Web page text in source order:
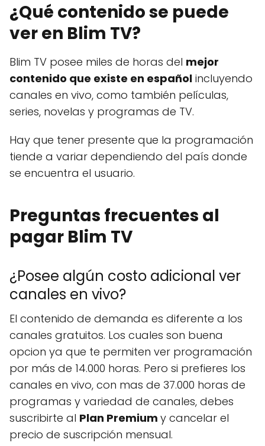
¿Qué contenido se puede
ver en Blim TV?
Blim TV posee miles de horas del mejor
contenido que existe en español incluyendo
canales en vivo, como también películas,
series, novelas y programas de TV.
Hay que tener presente que la programación
tiende a variar dependiendo del país donde
se encuentra el usuario.
Preguntas frecuentes al
pagar Blim TV
¿Posee algún costo adicional ver
canales en vivo?
El contenido de demanda es diferente a los
canales gratuitos. Los cuales son buena
opcion ya que te permiten ver programación
por más de 14.000 horas. Pero si prefieres los
canales en vivo, con mas de 37.000 horas de
programas y variedad de canales, debes
suscribirte al Plan Premium y cancelar el
precio de suscripción mensual.